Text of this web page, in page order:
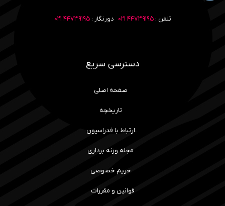
تلفن :۴۴۷۳۹۱۹۵ ۰۲۱ دورنگار :۴۴۷۳۹۱۹۵ ۰۲۱
دسترسی سریع
صفحه اصلی
تاریخچه
ارتباط با فدراسیون
مجله وزنه برداری
حریم خصوصی
قوانین و مقررات